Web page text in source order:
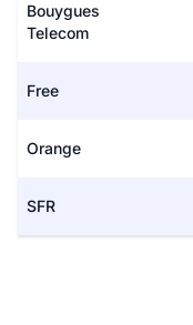
Bouygues
Telecom
Free
Orange
SFR